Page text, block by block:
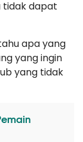
tidak dapat
apa yang
yang ingin
yang tidak